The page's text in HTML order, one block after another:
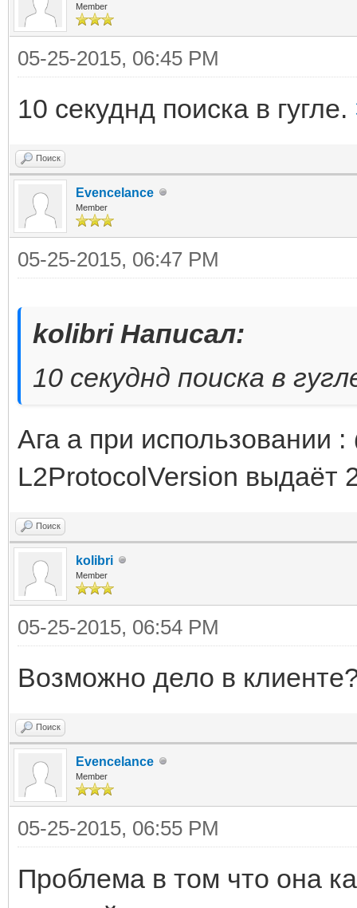
Member
05-25-2015, 06:45 PM
10 секуднд поиска в гугле.
Поиск
Evencelance
Member
05-25-2015, 06:47 PM
kolibri Написал:
10 секуднд поиска в
Ага а при использовании
L2ProtocolVersion выдаёт
Поиск
kolibri
Member
05-25-2015, 06:54 PM
Возможно дело в
Поиск
Evencelance
Member
05-25-2015, 06:55 PM
Проблема в том что она